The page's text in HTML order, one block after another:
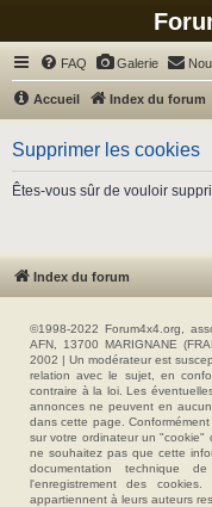
FAQ Galerie
Accueil Index du forum
Supprimer les cookies
Êtes-vous sûr de vouloir
Index du forum
©1998-2022 Forum4x4.org,
AFN, 13700 MARIGNANE
2002 | Un modérateur est
relation avec le sujet, en
contraire à la loi. Les
annonces ne peuvent en
dans cette page.
sur votre ordinateur un "cookie"
ne souhaitez pas que cette
documentation technique
l'enregistrement des
appartiennent à leurs auteurs